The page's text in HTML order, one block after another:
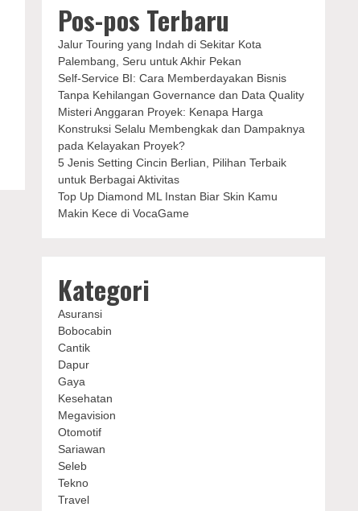
Pos-pos Terbaru
Jalur Touring yang Indah di Sekitar Kota
Palembang, Seru untuk Akhir Pekan
Self-Service BI: Cara Memberdayakan Bisnis
Tanpa Kehilangan Governance dan Data Quality
Misteri Anggaran Proyek: Kenapa Harga
Konstruksi Selalu Membengkak dan Dampaknya
pada Kelayakan Proyek?
5 Jenis Setting Cincin Berlian, Pilihan Terbaik
untuk Berbagai Aktivitas
Top Up Diamond ML Instan Biar Skin Kamu
Makin Kece di VocaGame
Kategori
Asuransi
Bobocabin
Cantik
Dapur
Gaya
Kesehatan
Megavision
Otomotif
Sariawan
Seleb
Tekno
Travel